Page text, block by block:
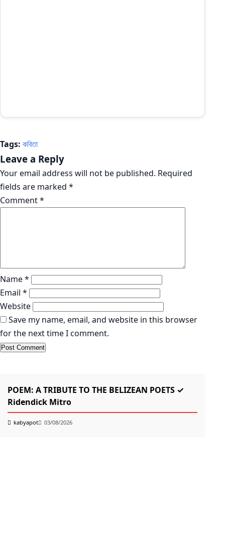
Tags: কবিতা
Leave a Reply
Your email address will not be published. Required
fields are marked *
Comment*
Name*
Email *
Website
Save my name, email, and website in this browser
for the next time I comment.
POEM: A TRIBUTE TO THE BELIZEAN POETS ✓
Ridendick Mitro
kabyapot 03/08/2026